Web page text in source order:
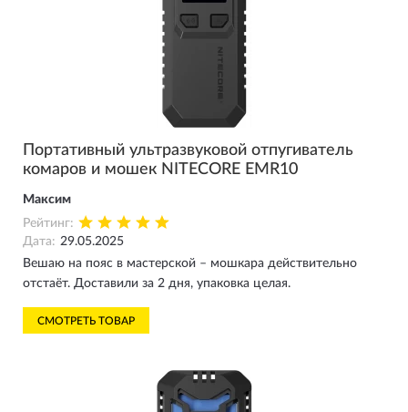
Портативный ультразвуковой отпугиватель
комаров и мошек NITECORE EMR10
Максим
Рейтинг:
Дата: 29.05.2025
Вешаю на пояс в мастерской – мошкара действительно
отстаёт. Доставили за 2 дня, упаковка целая.
СМОТРЕТЬ ТОВАР